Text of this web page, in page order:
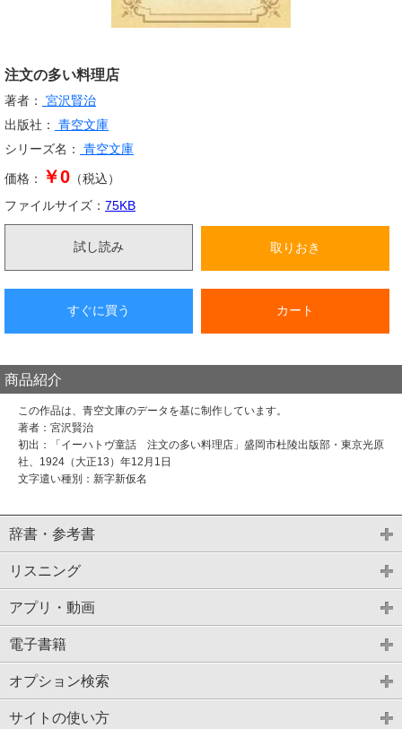
注文の多い料理店
著者：
宮沢賢治
出版社：
青空文庫
シリーズ名：
青空文庫
価格： ￥0 （税込）
ファイルサイズ： 75KB
試し読み 取りおき
すぐに買う カート
商品紹介
この作品は、青空文庫のデータを基に制作しています。
著者：宮沢賢治
初出：「イーハトヴ童話 注文の多い料理店」盛岡市杜陵出版部・東京光原
社、1924（大正13）年12月1日
文字遣い種別：新字新仮名
辞書・参考書
リスニング
アプリ・動画
電子書籍
オプション検索
サイトの使い方